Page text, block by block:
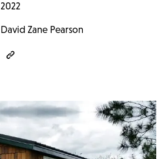
2022
David Zane Pearson